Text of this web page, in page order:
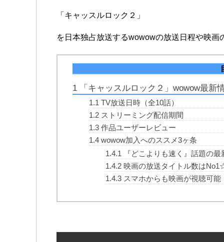
「キャッスルロック２」
を日本独占放送するwowowの放送日程や映画
1 「キャッスルロック２」wowow最新
1.1 TV放送日時（全10話）
1.2 ストリーミング配信期間
1.3 作品ユーザーレビュー
1.4 wowow加入へのススメ3ヶ条
1.4.1 『どこよりも速く』話題の
1.4.2映画の放送タイトル数は
1.4.3スマホからも映画が視聴可能